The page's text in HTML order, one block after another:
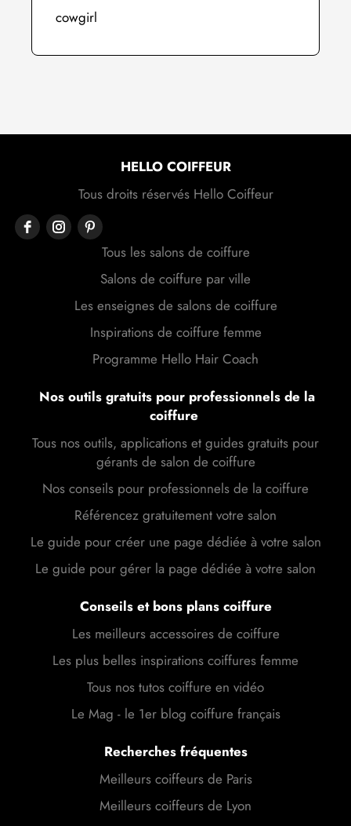
cowgirl
HELLO COIFFEUR
Tous droits réservés Hello Coiffeur
Tous les salons de coiffure
Salons de coiffure par ville
Les enseignes de salons de coiffure
Inspirations de coiffure femme
Programme Hello Hair Coach
Nos outils gratuits pour professionnels de la
coiffure
Tous nos outils, applications et guides gratuits pour
gérants de salon de coiffure
Nos conseils pour professionnels de la coiffure
Référencez gratuitement votre salon
Le guide pour créer une page dédiée à votre salon
Le guide pour gérer la page dédiée à votre salon
Conseils et bons plans coiffure
Les meilleurs accessoires de coiffure
Les plus belles inspirations coiffures femme
Tous nos tutos coiffure en vidéo
Le Mag - le 1er blog coiffure français
Recherches fréquentes
Meilleurs coiffeurs de Paris
Meilleurs coiffeurs de Lyon